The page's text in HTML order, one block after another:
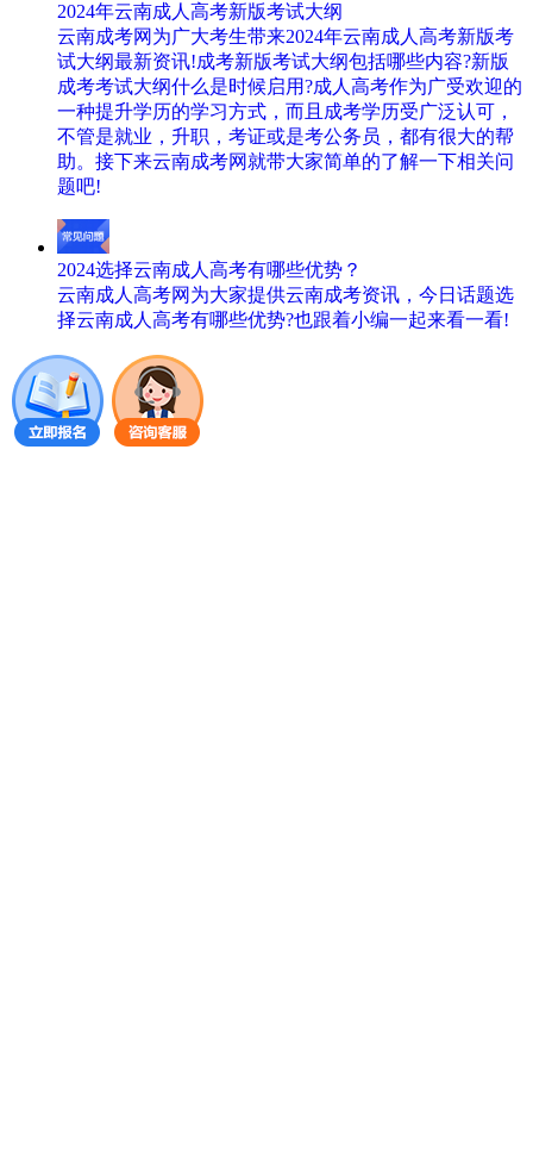
2024年云南成人高考新版考试大纲
云南成考网为广大考生带来2024年云南成人高考新版考
试大纲最新资讯!成考新版考试大纲包括哪些内容?新版
成考考试大纲什么是时候启用?成人高考作为广受欢迎的
一种提升学历的学习方式，而且成考学历受广泛认可，
不管是就业，升职，考证或是考公务员，都有很大的帮
助。接下来云南成考网就带大家简单的了解一下相关问
题吧!
2024选择云南成人高考有哪些优势？
云南成人高考网为大家提供云南成考资讯，今日话题选
择云南成人高考有哪些优势?也跟着小编一起来看一看!